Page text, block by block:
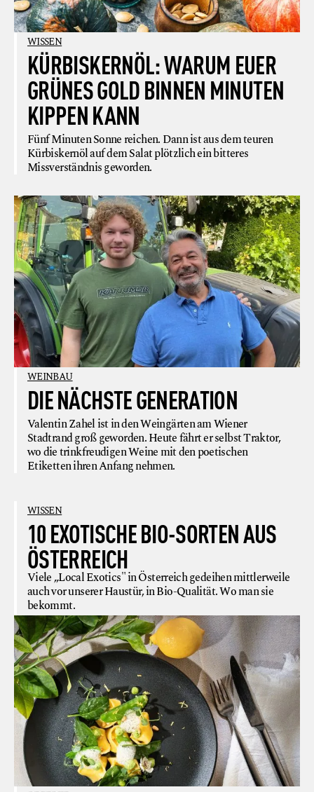
WISSEN
KÜRBISKERNÖL: WARUM EUER
GRÜNES GOLD BINNEN MINUTEN
KIPPEN KANN
Fünf Minuten Sonne reichen. Dann ist aus dem teuren
Kürbiskernöl auf dem Salat plötzlich ein bitteres
Missverständnis geworden.
WEINBAU
DIE NÄCHSTE GENERATION
Valentin Zahel ist in den Weingärten am Wiener
Stadtrand groß geworden. Heute fährt er selbst Traktor,
wo die trinkfreudigen Weine mit den poetischen
Etiketten ihren Anfang nehmen.
WISSEN
10 EXOTISCHE BIO-SORTEN AUS
ÖSTERREICH
Viele „Local Exotics" in Österreich gedeihen mittlerweile
auch vor unserer Haustür, in Bio-Qualität. Wo man sie
bekommt.